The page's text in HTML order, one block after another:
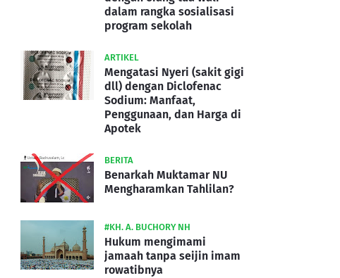
dalam rangka sosialisasi
program sekolah
ARTIKEL
Mengatasi Nyeri (sakit gigi
dll) dengan Diclofenac
Sodium: Manfaat,
Penggunaan, dan Harga di
Apotek
BERITA
Benarkah Muktamar NU
Mengharamkan Tahlilan?
#KH. A. BUCHORY NH
Hukum mengimami
jamaah tanpa seijin imam
rowatibnya